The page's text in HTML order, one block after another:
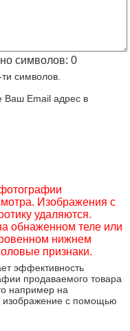
символов: 0
символов.
Ваш Email адрес в
Изображения с
удаляются.
обнаженном теле или
нижнем
признаки.
эффективность
продаваемого товара
например на
изображение с помощью